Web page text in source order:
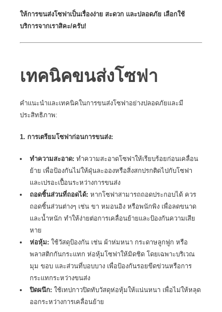
ให้การขนส่งโซฟาเป็นเรื่องง่าย สะดวก และปลอดภัย เลือกใช้
บริการจากเราสิคะ/ครับ!
เทคนิคขนส่งโซฟา
คำแนะนำและเทคนิคในการขนส่งโซฟาอย่างปลอดภัยและมี
ประสิทธิภาพ:
1. การเตรียมโซฟาก่อนการขนส่ง:
ทำความสะอาด: ทำความสะอาดโซฟาให้เรียบร้อยก่อนเคลื่อน
ย้าย เพื่อป้องกันไม่ให้ฝุ่นละอองหรือสิ่งสกปรกติดไปกับโซฟา
และเปรอะเปื้อนระหว่างการขนส่ง
ถอดชิ้นส่วนที่ถอดได้: หากโซฟาสามารถถอดประกอบได้ ควร
ถอดชิ้นส่วนต่างๆ เช่น ขา หมอนอิง หรือพนักพิง เพื่อลดขนาด
และน้ำหนัก ทำให้ง่ายต่อการเคลื่อนย้ายและป้องกันความเสีย
หาย
ห่อหุ้ม: ใช้วัสดุป้องกัน เช่น ผ้าห่มหนา กระดาษลูกฟูก หรือ
พลาสติกกันกระแทก ห่อหุ้มโซฟาให้มิดชิด โดยเฉพาะบริเวณ
มุม ขอบ และส่วนที่บอบบาง เพื่อป้องกันรอยขีดข่วนหรือการ
กระแทกระหว่างขนส่ง
ปิดผนึก: ใช้เทปกาวปิดทับวัสดุห่อหุ้มให้แน่นหนา เพื่อไม่ให้หลุด
ออกระหว่างการเคลื่อนย้าย